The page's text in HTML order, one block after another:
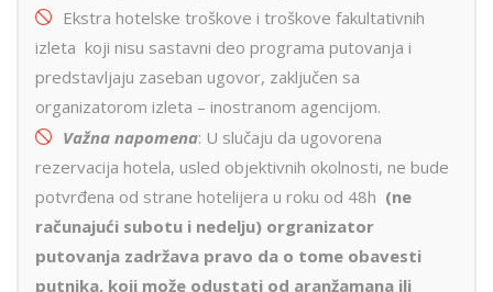
Ekstra hotelske troškove i troškove fakultativnih
izleta koji nisu sastavni deo programa putovanja i
predstavljaju zaseban ugovor, zaključen sa
organizatorom izleta – inostranom agencijom.
Važna napomena: U slučaju da ugovorena
rezervacija hotela, usled objektivnih okolnosti, ne bude
potvrđena od strane hotelijera u roku od 48h (ne
računajući subotu i nedelju) orgranizator
putovanja zadržava pravo da o tome obavesti
putnika, koji može odustati od aranžamana ili